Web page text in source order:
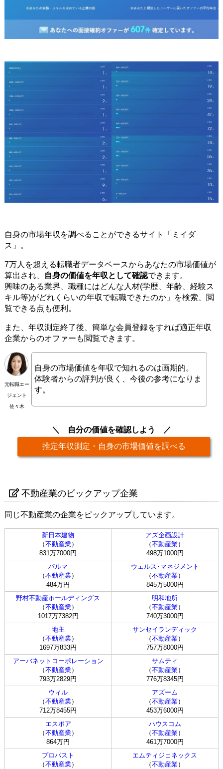
自身の市場年収を調べることができるサイト「ミイダ
ス」。
7万人を超える転職者データベースからあなたの市場価値が
算出され、
自身の価値を年収として確認できます。
興味のある業界、職種にはどんな人材(学歴、年齢、経験ス
キル等)がどれくらいの年収で転職できたのか」を検索、閲
覧できる点も便利。
また、年収測定終了後、簡単な会員登録をすれば適正年収
企業からのオファーも閲覧できます。
元転職エー
ジェント
佐々木
自身の市場価値を年収で知れるのは画期的。
体験者からの評判が良く、今後の参考になりま
す。
自分の価値を確認しよう
推定年収測定・自身の市場価値を調べる
不動産業のピックアップ企業
同じ不動産業の企業をピックアップしています。
新日本建物
（不動産業）
831万7000円
アズ企画設計
（不動産業）
498万1000円
パルマ
（不動産業）
484万円
ウェルス･マネジメント
（不動産業）
845万5000円
野村不動産ホールディングス
（不動産業）
1017万7382円
明和地所
（不動産業）
740万3000円
地主
（不動産業）
1697万833円
サンセイランディック
（不動産業）
757万8000円
アーバネットコーポレーション
（不動産業）
793万2829円
サムティ
（不動産業）
776万8345円
ウィル
（不動産業）
712万8455円
アズーム
（不動産業）
453万6000円
エスポア
（不動産業）
864万円
ハウスコム
（不動産業）
461万7000円
プロパスト
（不動産業）
エムティジェネックス
（不動産業）